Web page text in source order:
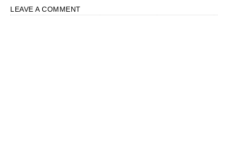
LEAVE A COMMENT